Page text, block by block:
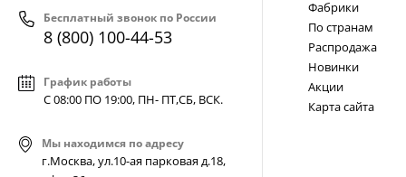
Бесплатный звонок по России
8 (800) 100-44-53
График работы
С 08:00 ПО 19:00, ПН- ПТ,СБ, ВСК.
Мы находимся по адресу
г.Москва, ул.10-ая парковая д.18,
Фабрики
По странам
Распродажа
Новинки
Акции
Карта сайта